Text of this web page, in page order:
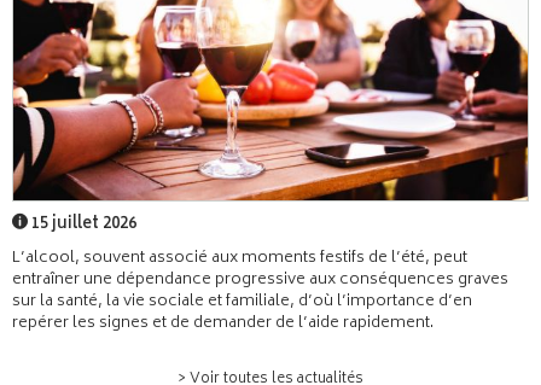
15 juillet 2026
L’alcool, souvent associé aux moments festifs de l’été, peut
entraîner une dépendance progressive aux conséquences graves
sur la santé, la vie sociale et familiale, d’où l’importance d’en
repérer les signes et de demander de l’aide rapidement.
> Voir toutes les actualités